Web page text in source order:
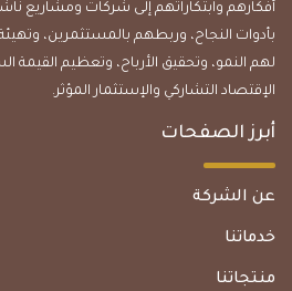
أفكارهم وابتكاراتهم إلى شركات ومشاريع
بأدوات النجاح، وربطهم بالمستثمرين،
لهم النمو، وتحقيق الأرباح، وتعظيم
الإقتصاد التشاركي والإستثمار المؤثر.
أبرز الصفحات
عن الشركة
خدماتنا
منتجاتنا